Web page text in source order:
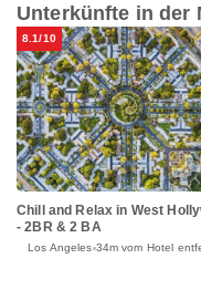
Unterkünfte in der
8.1/10
Chill and Relax in West
- 2BR & 2 BA
Los Angeles 34m vom Hotel